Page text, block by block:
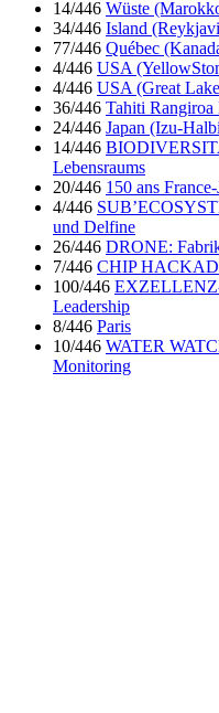
14/446 Wüste
34/446 Island
77/446 Québec
4/446 USA
4/446 USA (Great
36/446 Tahiti Rangiroa
24/446 Japan (Izu-
14/446
Lebensraums
20/446 150 ans
4/446
und Delfine
26/446 DRONE:
7/446 CHIP
100/446
Leadership
8/446 Paris
10/446 WATER
Monitoring